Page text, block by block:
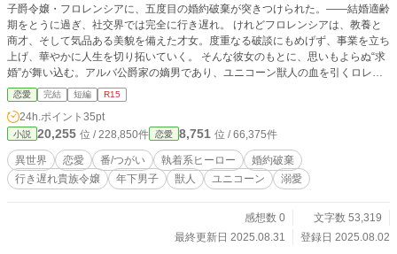
子爵令嬢・フロレンシアに、五度目の婚約破棄が突きつけられた。――結婚適齢
期をとうに過ぎ、社交界では完全に行き遅れ。 けれどフロレンシアは、教養と
商才、そして気品ある美貌を備えた才女。度重なる破談にもめげず、事業を立ち
上げ、華やかに人生を切り拓いていく。 そんな彼女のもとに、思いもよらぬ“求
婚”が舞い込む。アルバ公爵家の嫡男であり、ユニコーン獣人の血を引くロレン
シオ。幼なじみで今まで弟のようにかわいがってきた5歳年下の青年が結婚を申
し込んできたのだ。少年だった彼は、いつのまにか美しく成長し、知的で大人の
色気に満ち溢れた青年に変貌していた。 そんな彼は、フロレンシアの耳裏に“誓
印”を刻みつける。獣人にとってそれは、番（つがい）への執着と独占を示す魔
法の証――。 そして次第に明らかになる、過去の婚約破棄の裏に潜んでいた陰
謀。全てに絡むロレンシオの影。 ――私は、何を信じればいいの？！ 疑念と不
安の渦の中で、フロレンシアは初めて“本物の愛”と向き合うことになる。 年上子
キング(完結済) 11 位獲得しました。(2025/9/2)
恋愛 完結 短編 R15
24h.ポイント 35pt
小説 20,255 位 / 228,850件 恋愛 8,751 位 / 66,375件
異世界 恋愛 番/つがい 執着系ヒーロー
婚約破棄
行き遅れ貴族令嬢
年下男子 獣人 ユニコーン 溺愛
感想数 0
文字数 53,319
最終更新日 2025.08.31
登録日 2025.08.02